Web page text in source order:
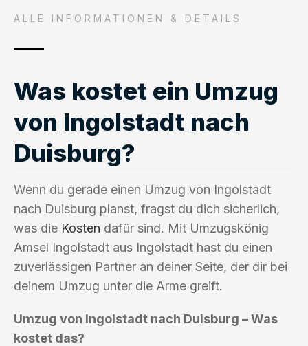
ALLE INFORMATIONEN & DETAILS
Was kostet ein Umzug
von Ingolstadt nach
Duisburg?
Wenn du gerade einen Umzug von Ingolstadt
nach Duisburg planst, fragst du dich sicherlich,
was die Kosten dafür sind. Mit Umzugskönig
Amsel Ingolstadt aus Ingolstadt hast du einen
zuverlässigen Partner an deiner Seite, der dir bei
deinem Umzug unter die Arme greift.
Umzug von Ingolstadt nach Duisburg – Was
kostet das?